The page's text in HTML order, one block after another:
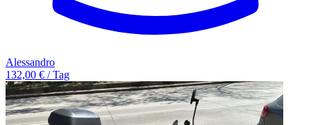
Alessandro
132,00 € / Tag